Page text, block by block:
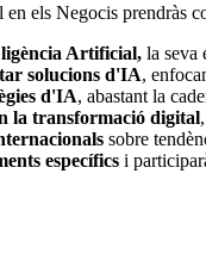
els Negocis prendràs
Artificial, la seva
solucions d'IA,
d'IA, abastant la
la transformació digital
sobre
específics i